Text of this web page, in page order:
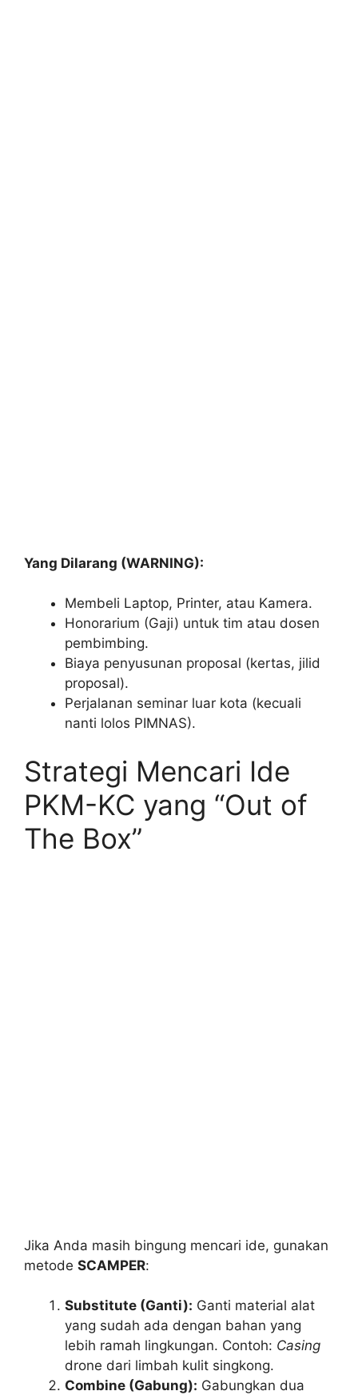
Yang Dilarang (WARNING):
Membeli Laptop, Printer, atau Kamera.
Honorarium (Gaji) untuk tim atau dosen
pembimbing.
Biaya penyusunan proposal (kertas, jilid
proposal).
Perjalanan seminar luar kota (kecuali
nanti lolos PIMNAS).
Strategi Mencari Ide
PKM-KC yang “Out of
The Box”
Jika Anda masih bingung mencari ide, gunakan
metode SCAMPER:
Substitute (Ganti): Ganti material alat
yang sudah ada dengan bahan yang
lebih ramah lingkungan. Contoh: Casing
drone dari limbah kulit singkong.
Combine (Gabung): Gabungkan dua